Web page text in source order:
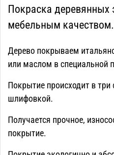
Покраска деревянных
мебельным качеством.
Дерево покрываем
или маслом в специальной
Покрытие происходит в
шлифовкой.
Получается прочное,
покрытие.